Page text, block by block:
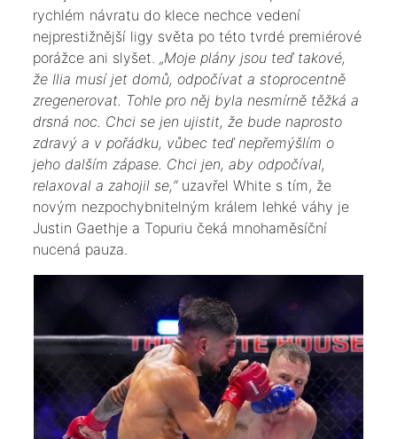
rychlém návratu do klece nechce vedení
nejprestižnější ligy světa po této tvrdé premiérové
porážce ani slyšet.„Moje plány jsou teď takové,
že Ilia musí jet domů, odpočívat a stoprocentně
zregenerovat. Tohle pro něj byla nesmírně těžká a
drsná noc. Chci se jen ujistit, že bude naprosto
zdravý a v pořádku, vůbec teď nepřemýšlím o
jeho dalším zápase. Chci jen, aby odpočíval,
relaxoval a zahojil se,“uzavřel White s tím, že
novým nezpochybnitelným králem lehké váhy je
Justin Gaethje a Topuriu čeká mnohaměsíční
nucená pauza.